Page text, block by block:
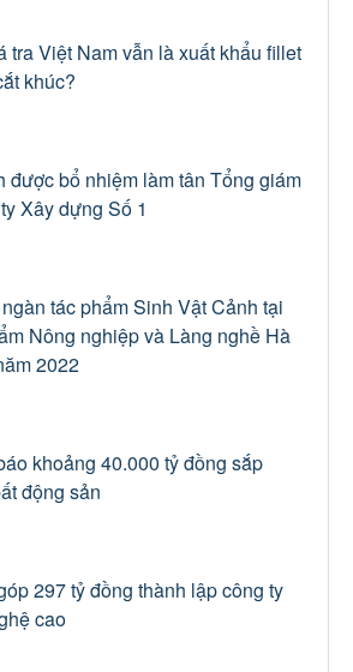
tra Việt Nam vẫn là xuất khẩu fillet
khúc?
được bổ nhiệm làm tân Tổng giám
Xây dựng Số 1
tác phẩm Sinh Vật Cảnh tại
Nông nghiệp và Làng nghề Hà
2022
khoảng 40.000 tỷ đồng sắp
động sản
297 tỷ đồng thành lập công ty
cao